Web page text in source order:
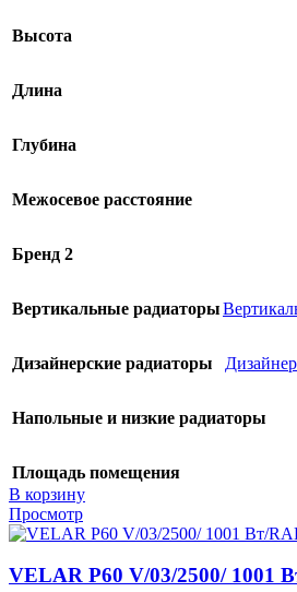
Высота
Длина
Глубина
Межосевое расстояние
Бренд 2
Вертикальные радиаторы
Дизайнерские радиаторы
Напольные и низкие радиаторы
Площадь помещения
В корзину
Просмотр
VELAR P60 V/03/2500/ 1001